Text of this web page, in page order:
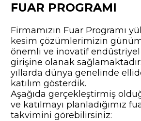
FUAR PROGRAMI
Firmamızın Fuar Programı
kesim çözümlerimizin
önemli ve inovatif endüstriyel
girişine olanak
yıllarda dünya genelinde
katılım gösterdik.
Aşağıda gerçekleştirmiş
ve katılmayı planladığımız
takvimini görebilirsiniz: